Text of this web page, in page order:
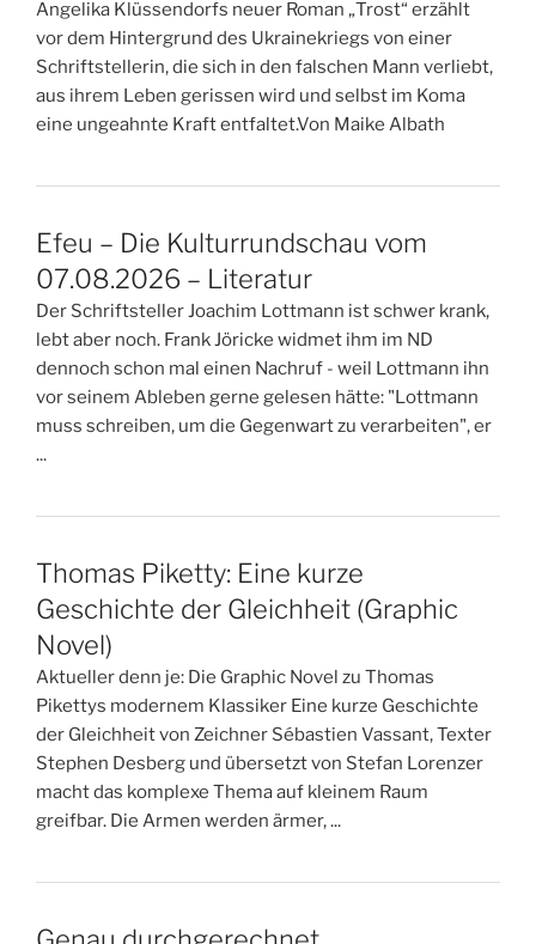
Angelika Klüssendorfs neuer Roman „Trost“ erzählt
vor dem Hintergrund des Ukrainekriegs von einer
Schriftstellerin, die sich in den falschen Mann verliebt,
aus ihrem Leben gerissen wird und selbst im Koma
eine ungeahnte Kraft entfaltet.Von Maike Albath
Efeu – Die Kulturrundschau vom
07.08.2026 – Literatur
Der Schriftsteller Joachim Lottmann ist schwer krank,
lebt aber noch. Frank Jöricke widmet ihm im ND
dennoch schon mal einen Nachruf - weil Lottmann ihn
vor seinem Ableben gerne gelesen hätte: "Lottmann
muss schreiben, um die Gegenwart zu verarbeiten", er
...
Thomas Piketty: Eine kurze
Geschichte der Gleichheit (Graphic
Novel)
Aktueller denn je: Die Graphic Novel zu Thomas
Pikettys modernem Klassiker Eine kurze Geschichte
der Gleichheit von Zeichner Sébastien Vassant, Texter
Stephen Desberg und übersetzt von Stefan Lorenzer
macht das komplexe Thema auf kleinem Raum
greifbar. Die Armen werden ärmer, ...